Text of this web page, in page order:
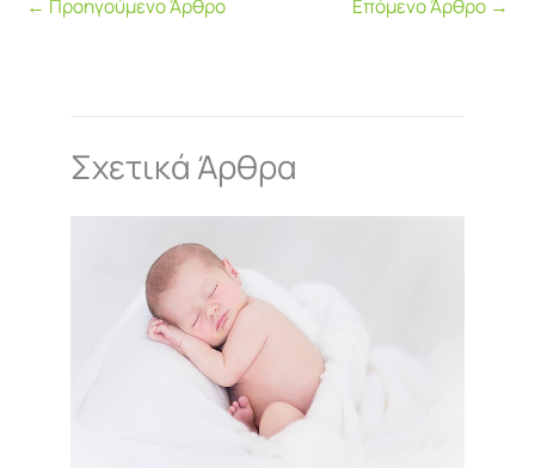
← Προηγούμενο Άρθρο Επόμενο Άρθρο →
Σχετικά Άρθρα